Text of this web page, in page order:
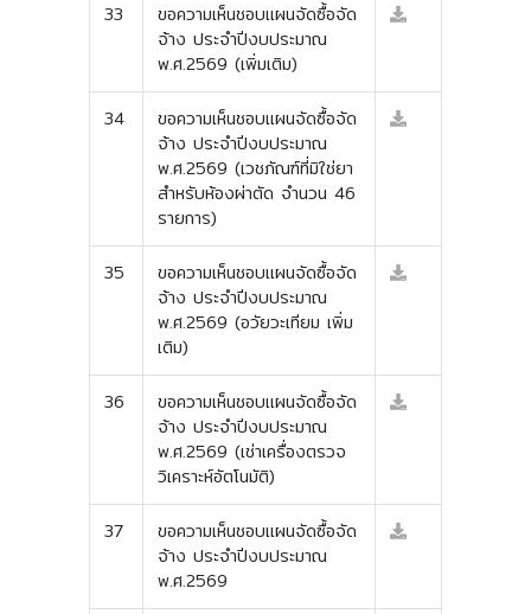
33
ขอความเห็นชอบแผนจัดซื้อจัด
จ้าง ประจำปีงบประมาณ
พ.ศ.2569 (เพิ่มเติม)
34
ขอความเห็นชอบแผนจัดซื้อจัด
จ้าง ประจำปีงบประมาณ
พ.ศ.2569 (เวชภัณฑ์ที่มิใช่ยา
สำหรับห้องผ่าตัด จำนวน 46
รายการ)
35
ขอความเห็นชอบแผนจัดซื้อจัด
จ้าง ประจำปีงบประมาณ
พ.ศ.2569 (อวัยวะเทียม เพิ่ม
เติม)
36
ขอความเห็นชอบแผนจัดซื้อจัด
จ้าง ประจำปีงบประมาณ
พ.ศ.2569 (เช่าเครื่องตรวจ
วิเคราะห์อัตโนมัติ)
37
ขอความเห็นชอบแผนจัดซื้อจัด
จ้าง ประจำปีงบประมาณ
พ.ศ.2569